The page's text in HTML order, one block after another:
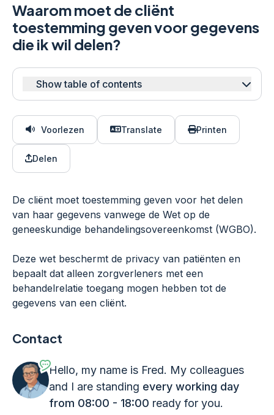
Waarom moet de cliënt
toestemming geven voor gegevens
die ik wil delen?
Show table of contents
Voorlezen Translate Printen
Delen
De cliënt moet toestemming geven voor het delen
van haar gegevens vanwege de Wet op de
geneeskundige behandelingsovereenkomst (WGBO).
Deze wet beschermt de privacy van patiënten en
bepaalt dat alleen zorgverleners met een
behandelrelatie toegang mogen hebben tot de
gegevens van een cliënt.
Contact
Hello, my name is Fred. My colleagues
and I are standing every working day
from 08:00 - 18:00 ready for you.